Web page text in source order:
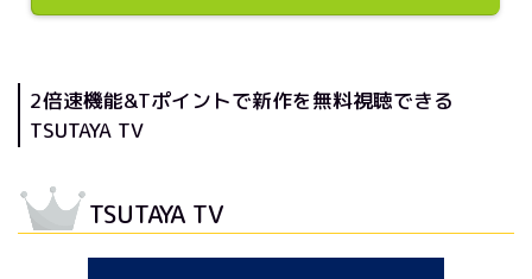
2倍速機能&Tポイントで新作を無料視聴できる
TSUTAYA TV
TSUTAYA TV